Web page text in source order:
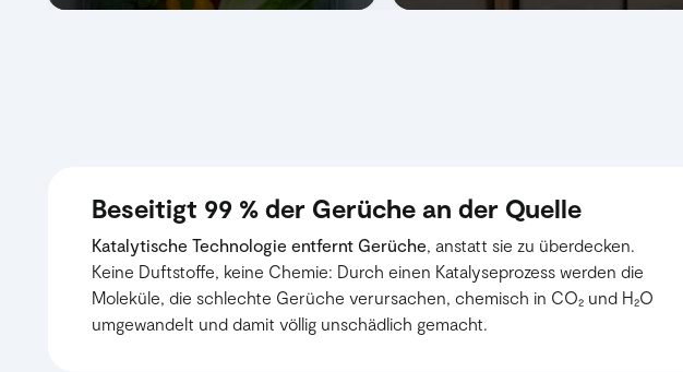
Beseitigt 99 % der Gerüche an der Quelle
Katalytische Technologie entfernt Gerüche , anstatt sie zu überdecken.
Keine Duftstoffe, keine Chemie: Durch einen Katalyseprozess werden die
Moleküle, die schlechte Gerüche verursachen, chemisch in CO₂ und H₂O
umgewandelt und damit völlig unschädlich gemacht.